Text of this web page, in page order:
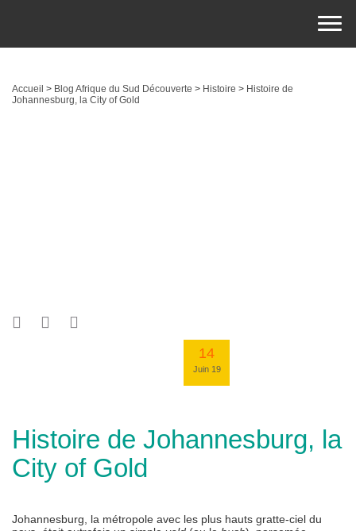
Accueil > Blog Afrique du Sud Découverte > Histoire > Histoire de
Johannesburg, la City of Gold
14
Juin 19
Histoire de Johannesburg, la
City of Gold
Johannesburg, la métropole avec les plus hauts gratte-ciel du